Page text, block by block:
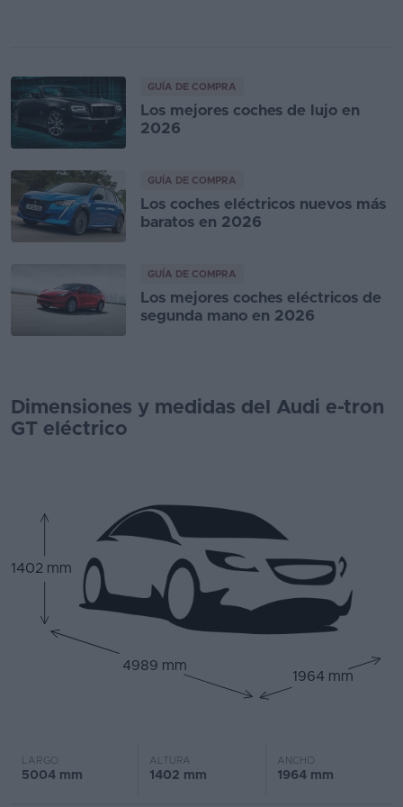
GUÍA DE COMPRA
Los mejores coches de lujo en
2026
GUÍA DE COMPRA
Los coches eléctricos nuevos más
baratos en 2026
GUÍA DE COMPRA
Los mejores coches eléctricos de
segunda mano en 2026
Dimensiones y medidas del Audi e-tron
GT eléctrico
1402 mm
4989 mm
1964 mm
LARGO
5004 mm
ALTURA
1402 mm
ANCHO
1964 mm